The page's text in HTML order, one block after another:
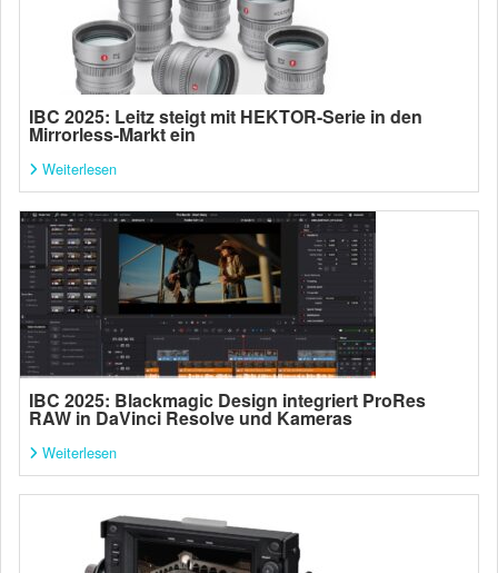
IBC 2025: Leitz steigt mit HEKTOR-Serie in den
Mirrorless-Markt ein
Weiterlesen
IBC 2025: Blackmagic Design integriert ProRes
RAW in DaVinci Resolve und Kameras
Weiterlesen